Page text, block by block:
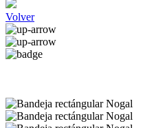
Volver